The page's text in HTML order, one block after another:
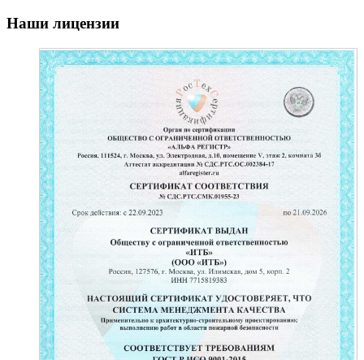
Наши лицензии